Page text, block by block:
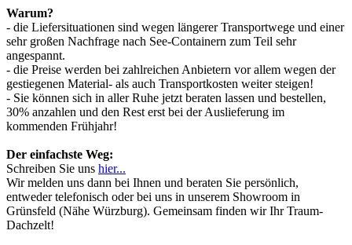
Warum?
- die Liefersituationen sind wegen längerer Transportwege und einer
sehr großen Nachfrage nach See-Containern zum Teil sehr
angespannt.
- die Preise werden bei zahlreichen Anbietern vor allem wegen der
gestiegenen Material- als auch Transportkosten weiter steigen!
- Sie können sich in aller Ruhe jetzt beraten lassen und bestellen,
30% anzahlen und den Rest erst bei der Auslieferung im
kommenden Frühjahr!
Der einfachste Weg:
Schreiben Sie uns hier...
Wir melden uns dann bei Ihnen und beraten Sie persönlich,
entweder telefonisch oder bei uns in unserem Showroom in
Grünsfeld (Nähe Würzburg). Gemeinsam finden wir Ihr Traum-
Dachzelt!